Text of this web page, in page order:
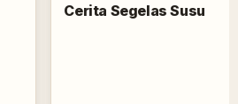
Cerita Segelas Susu